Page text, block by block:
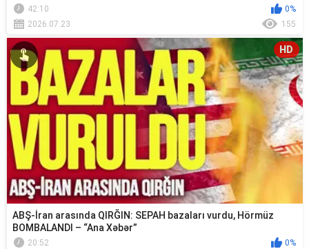
42:10
0%
2026.07.23
155
HD
ABŞ-İran arasında QIRĞIN: SEPAH bazaları vurdu, Hörmüz
BOMBALANDI – “Ana Xəbər”
20:52
0%